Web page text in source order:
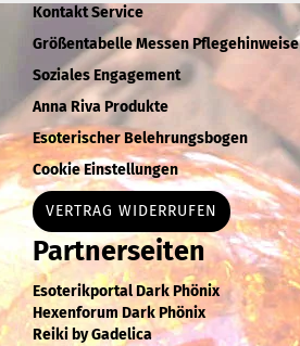
Kontakt Service
Größentabelle Messen Pflegehinweise
Soziales Engagement
Anna Riva Produkte
Esoterischer Belehrungsbogen
Cookie Einstellungen
VERTRAG WIDERRUFEN
Partnerseiten
Esoterikportal Dark Phönix
Hexenforum Dark Phönix
Reiki by Gadelica